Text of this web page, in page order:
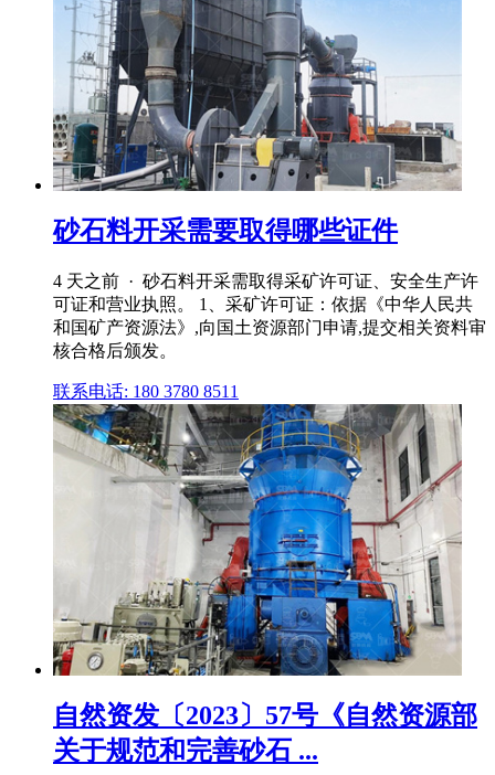
砂石料开采需要取得哪些证件
4 天之前 · 砂石料开采需取得采矿许可证、安全生产许
可证和营业执照。 1、采矿许可证：依据《中华人民共
和国矿产资源法》,向国土资源部门申请,提交相关资料审
核合格后颁发。
联系电话: 180 3780 8511
自然资发〔2023〕57号《自然资源部
关于规范和完善砂石 ...